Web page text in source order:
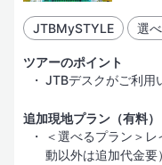
JTBMySTYLE 選
ツアーのポイント
JTBデスクがご利用
追加現地プラン（有料）
＜選べるプラン＞
動以外は追加代金要）